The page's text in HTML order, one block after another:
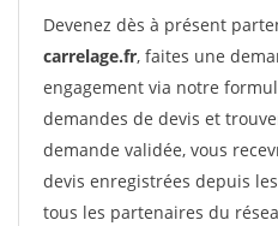
Devenez dès à présent
carrelage.fr, faites une
engagement via notre
demandes de devis et
demande validée, vous
devis enregistrées depuis
tous les partenaires du